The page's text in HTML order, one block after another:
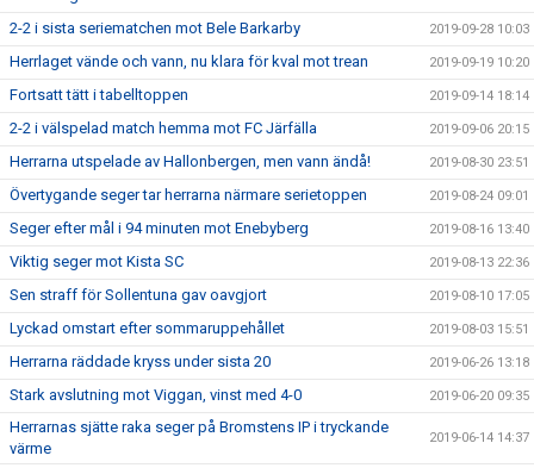
2-2 i sista seriematchen mot Bele Barkarby 2019-09-28 10:03
Herrlaget vände och vann, nu klara för kval mot trean 2019-09-19 10:20
Fortsatt tätt i tabelltoppen 2019-09-14 18:14
2-2 i välspelad match hemma mot FC Järfälla 2019-09-06 20:15
Herrarna utspelade av Hallonbergen, men vann ändå! 2019-08-30 23:51
Övertygande seger tar herrarna närmare serietoppen 2019-08-24 09:01
Seger efter mål i 94 minuten mot Enebyberg 2019-08-16 13:40
Viktig seger mot Kista SC 2019-08-13 22:36
Sen straff för Sollentuna gav oavgjort 2019-08-10 17:05
Lyckad omstart efter sommaruppehållet 2019-08-03 15:51
Herrarna räddade kryss under sista 20 2019-06-26 13:18
Stark avslutning mot Viggan, vinst med 4-0 2019-06-20 09:35
Herrarnas sjätte raka seger på Bromstens IP i tryckande
värme
2019-06-14 14:37